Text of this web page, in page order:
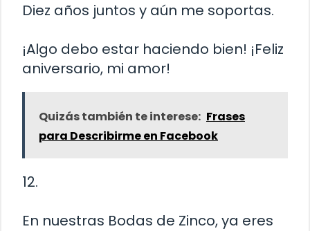
Diez años juntos y aún me soportas.
¡Algo debo estar haciendo bien! ¡Feliz
aniversario, mi amor!
Quizás también te interese: Frases
para Describirme en Facebook
12.
En nuestras Bodas de Zinco, ya eres